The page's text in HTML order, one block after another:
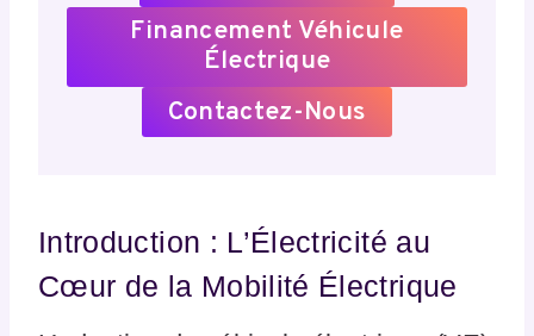
Financement Véhicule
Électrique
Contactez-Nous
Introduction : L’Électricité au
Cœur de la Mobilité Électrique